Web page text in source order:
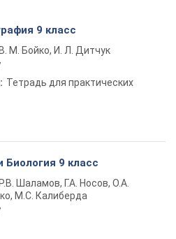
9 класс
В. М. Бойко, И. Л. Дитчук
Тетрадь для практических
Биология 9 класс
Р.В. Шаламов, Г.А. Носов, О.А.
М.С. Калиберда